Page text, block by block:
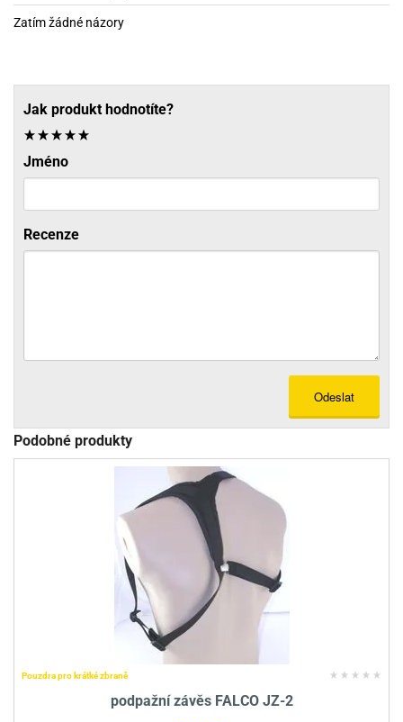
Zatím žádné názory
Jak produkt hodnotíte?
Jméno
Recenze
Odeslat
Podobné produkty
Pouzdra pro krátké zbraně
podpažní závěs FALCO JZ-2